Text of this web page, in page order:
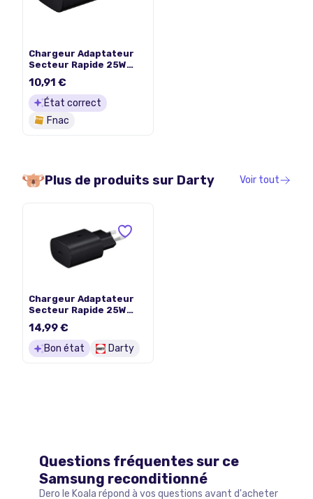
Chargeur Adaptateur
Secteur Rapide 25W
A22 4G SM-A225F 6.4 -
Noir - Visiodirect
10,91 €
État correct
Fnac
Plus de produits sur Darty Voir tout
Chargeur Adaptateur
Secteur Rapide 25W
pour Samsung Galaxy
A22 4G SM-A225F 6.4 -
Noir
14,99 €
Bon état Darty
Questions fréquentes sur ce
Samsung reconditionné
Dero le Koala répond à vos questions avant d'acheter